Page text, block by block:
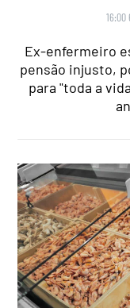
16:00
Ex-enfermeiro
pensão injusto,
para "toda a